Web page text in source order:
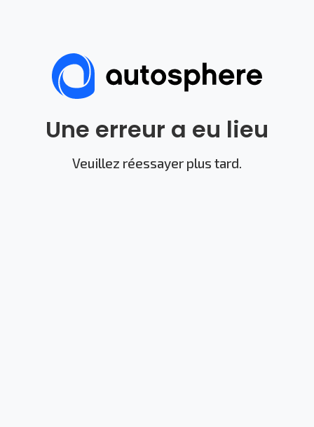
Une erreur a eu lieu
Veuillez réessayer plus tard.